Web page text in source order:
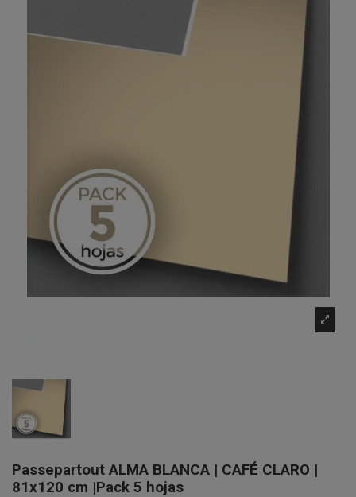
Passepartout ALMA BLANCA | CAFÉ CLARO |
81x120 cm |Pack 5 hojas